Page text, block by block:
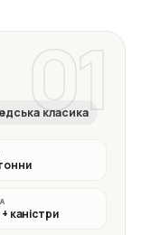
01
класика
каністри